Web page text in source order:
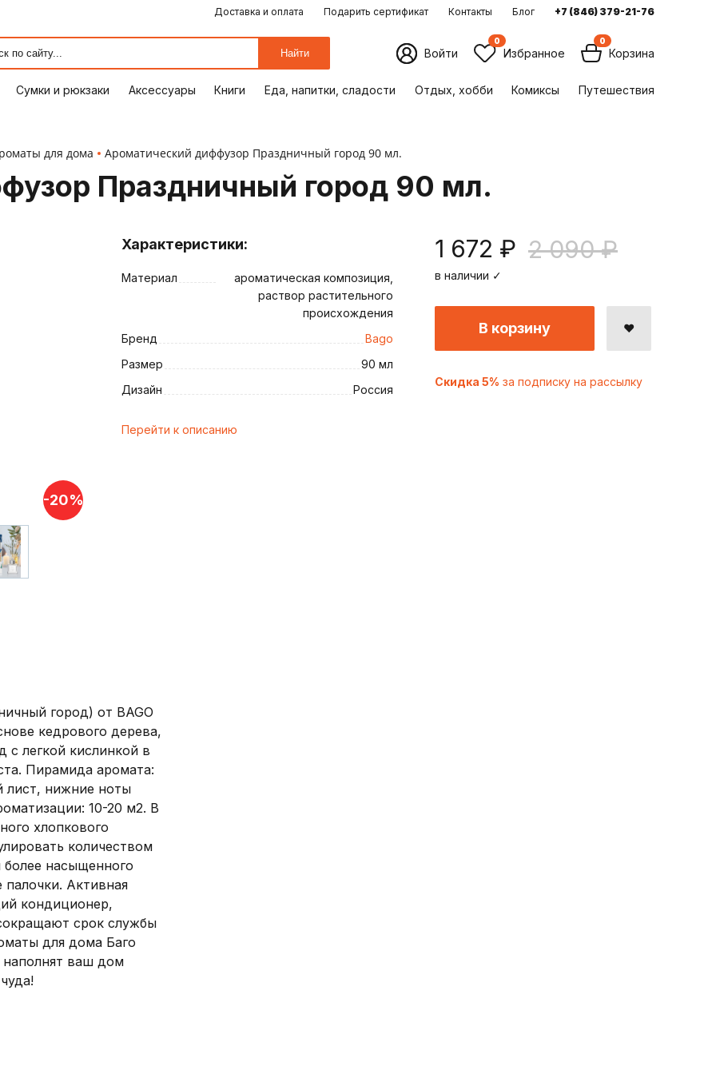
Доставка и оплата Подарить сертификат Контакты Блог +7 (846) 379-21-76
Найти Войти
0
Избранное
0
Корзина
Сумки и рюкзаки Аксессуары Книги Еда, напитки, сладости Отдых, хобби Комиксы Путешествия
ПОДАРКИ
СУМКИ И РЮКЗАКИ
АКСЕССУАРЫ
ЕДА, НАПИТКИ, СЛАДОСТИ
ОТДЫХ, ХОББИ
КОМИКСЫ
ПУТЕШЕСТВИЯ
для дома Ароматический диффузор Праздничный город 90 мл.
Праздничный город 90 мл.
-20%
Характеристики:
Материал
ароматическая композиция,
раствор растительного
происхождения
Бренд
Bago
Размер
90 мл
Дизайн
Россия
Перейти к описанию
1 672 ₽ 2 090 ₽
в наличии ✓
В корзину
Скидка 5% за подписку на рассылку
город) от BAGO
кедрового дерева,
с легкой кислинкой в
Пирамида аромата:
лист, нижние ноты
10-20 м2. В
хлопкового
количеством
насыщенного
Активная
кондиционер,
срок службы
для дома Баго
ваш дом